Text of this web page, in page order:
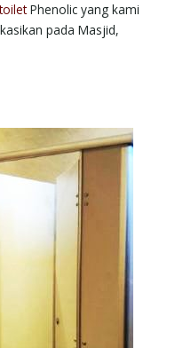
Phenolic yang kami
pada Masjid,